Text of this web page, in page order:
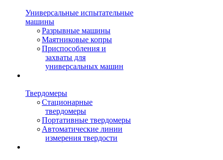
Универсальные испытательные
машины
Разрывные машины
Маятниковые копры
Приспособления и
захваты для
универсальных машин
Твердомеры
Стационарные
твердомеры
Портативные твердомеры
Автоматические линии
измерения твердости